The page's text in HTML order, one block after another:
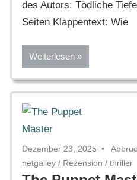
des Autors: Tödliche
Seiten Klappentext: Wie
Weiterlesen
Dezember 23, 2025
netgalley / Rezension / thriller